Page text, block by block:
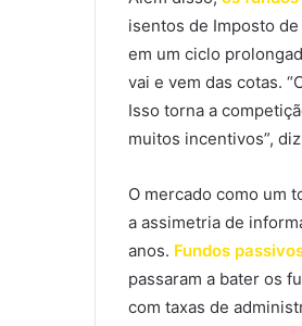
isentos de Imposto
em um ciclo
vai e vem das cotas.
Isso torna a
muitos incentivos”,
O mercado como um
a assimetria de
anos. Fundos
passaram a bater os
com taxas de